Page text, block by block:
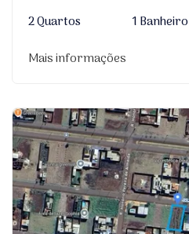
2 Quartos
1 Banheiro
Mais informações